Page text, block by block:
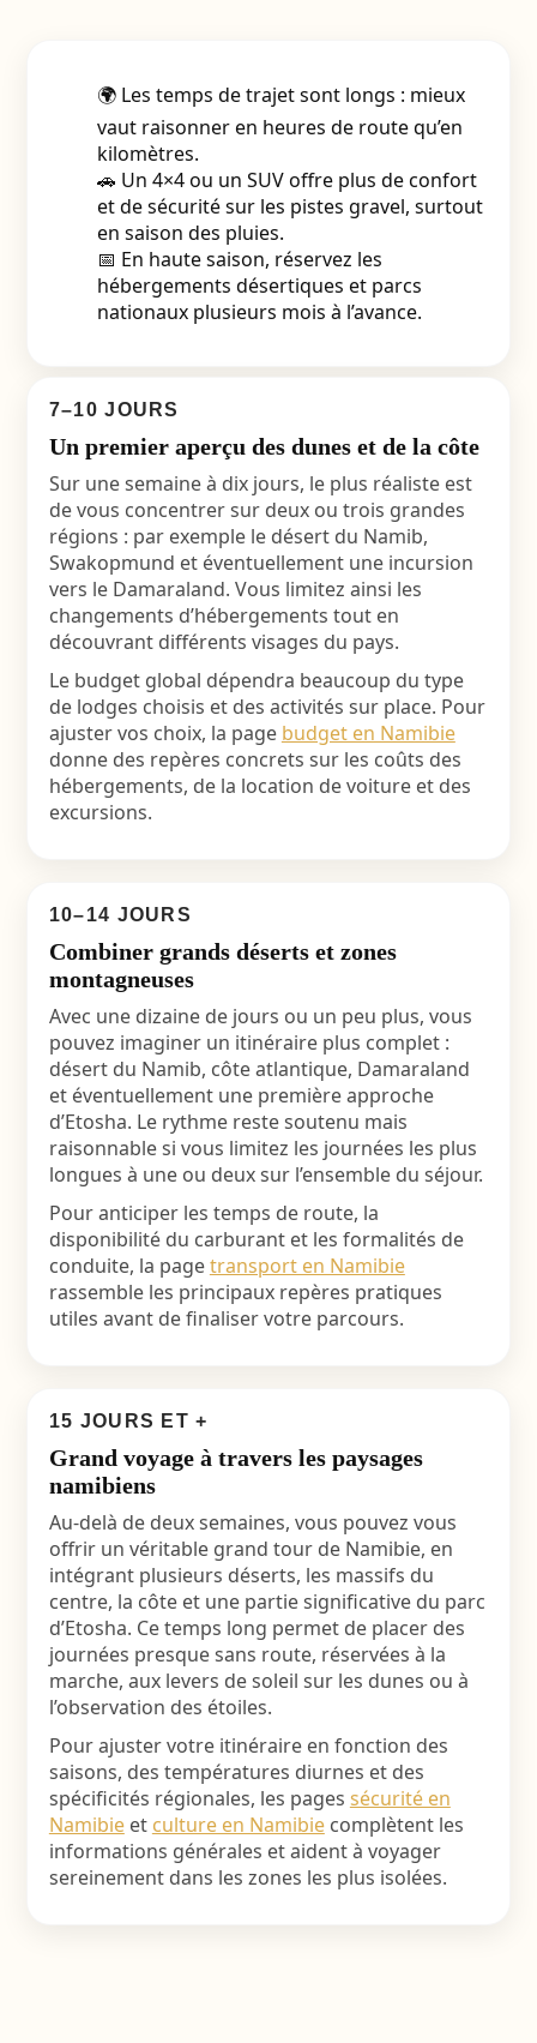
🌍 Les temps de trajet sont longs : mieux
vaut raisonner en heures de route qu’en
kilomètres.
🚗 Un 4×4 ou un SUV offre plus de confort
et de sécurité sur les pistes gravel, surtout
en saison des pluies.
📅 En haute saison, réservez les
hébergements désertiques et parcs
nationaux plusieurs mois à l’avance.
7–10 JOURS
Un premier aperçu des dunes et de la côte
Sur une semaine à dix jours, le plus réaliste est
de vous concentrer sur deux ou trois grandes
régions : par exemple le désert du Namib,
Swakopmund et éventuellement une incursion
vers le Damaraland. Vous limitez ainsi les
changements d’hébergements tout en
découvrant différents visages du pays.
Le budget global dépendra beaucoup du type
de lodges choisis et des activités sur place. Pour
ajuster vos choix, la page budget en Namibie
donne des repères concrets sur les coûts des
hébergements, de la location de voiture et des
excursions.
10–14 JOURS
Combiner grands déserts et zones
montagneuses
Avec une dizaine de jours ou un peu plus, vous
pouvez imaginer un itinéraire plus complet :
désert du Namib, côte atlantique, Damaraland
et éventuellement une première approche
d’Etosha. Le rythme reste soutenu mais
raisonnable si vous limitez les journées les plus
longues à une ou deux sur l’ensemble du séjour.
Pour anticiper les temps de route, la
disponibilité du carburant et les formalités de
conduite, la pagetransport en Namibie
rassemble les principaux repères pratiques
utiles avant de finaliser votre parcours.
15 JOURS ET +
Grand voyage à travers les paysages
namibiens
Au-delà de deux semaines, vous pouvez vous
offrir un véritable grand tour de Namibie, en
intégrant plusieurs déserts, les massifs du
centre, la côte et une partie significative du parc
d’Etosha. Ce temps long permet de placer des
journées presque sans route, réservées à la
marche, aux levers de soleil sur les dunes ou à
l’observation des étoiles.
Pour ajuster votre itinéraire en fonction des
saisons, des températures diurnes et des
spécificités régionales, les pages sécurité en
Namibieet culture en Namibiecomplètent les
informations générales et aident à voyager
sereinement dans les zones les plus isolées.